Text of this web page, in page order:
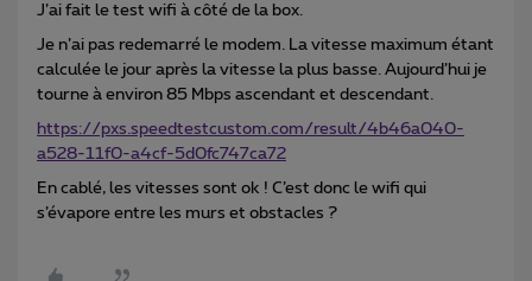
J’ai fait le test wifi à côté de la box.
Je n’ai pas redemarré le modem. La vitesse maximum étant
calculée le jour après la vitesse la plus basse. Aujourd’hui je
tourne à environ 85 Mbps ascendant et descendant.
https://pxs.speedtestcustom.com/result/4b46a040-
a528-11f0-a4cf-5d0fc747ca72
En cablé, les vitesses sont ok ! C’est donc le wifi qui
s’évapore entre les murs et obstacles ?